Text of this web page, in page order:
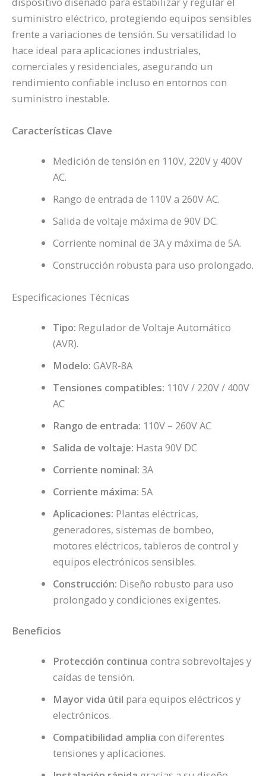
suministro eléctrico, protegiendo equipos sensibles
frente a variaciones de tensión. Su versatilidad lo
hace ideal para aplicaciones industriales,
comerciales y residenciales, asegurando un
rendimiento confiable incluso en entornos con
suministro inestable.
Características Clave
Medición de tensión en 110V, 220V y 400V
AC.
Rango de entrada de 110V a 260V AC.
Salida de voltaje máxima de 90V DC.
Corriente nominal de 3A y máxima de 5A.
Construcción robusta para uso prolongado.
Especificaciones Técnicas
Tipo: Regulador de Voltaje Automático
(AVR).
Modelo: GAVR-8A
Tensiones compatibles: 110V / 220V / 400V
AC
Rango de entrada: 110V – 260V AC
Salida de voltaje: Hasta 90V DC
Corriente nominal: 3A
Corriente máxima: 5A
Aplicaciones: Plantas eléctricas,
generadores, sistemas de bombeo,
motores eléctricos, tableros de control y
equipos electrónicos sensibles.
Construcción: Diseño robusto para uso
prolongado y condiciones exigentes.
Beneficios
Protección continua contra sobrevoltajes y
caídas de tensión.
Mayor vida útil para equipos eléctricos y
electrónicos.
Compatibilidad amplia con diferentes
tensiones y aplicaciones.